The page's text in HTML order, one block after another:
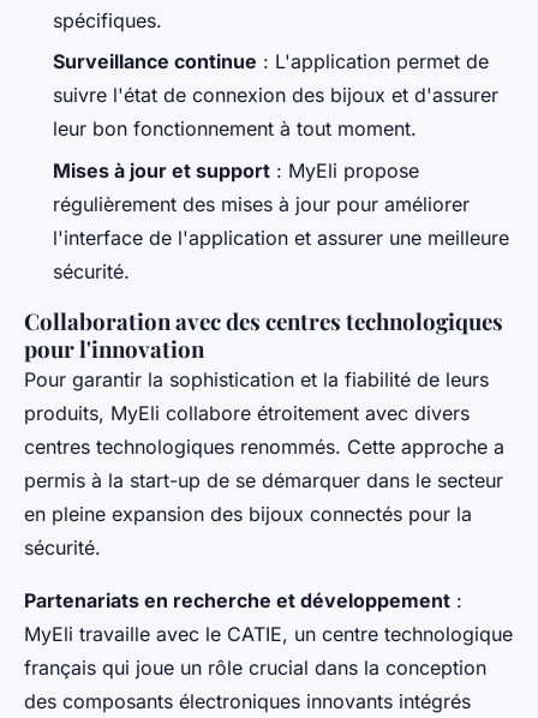
spécifiques.
Surveillance continue : L'application permet de
suivre l'état de connexion des bijoux et d'assurer
leur bon fonctionnement à tout moment.
Mises à jour et support : MyEli propose
régulièrement des mises à jour pour améliorer
l'interface de l'application et assurer une meilleure
sécurité.
Collaboration avec des centres technologiques
pour l'innovation
Pour garantir la sophistication et la fiabilité de leurs
produits, MyEli collabore étroitement avec divers
centres technologiques renommés. Cette approche a
permis à la start-up de se démarquer dans le secteur
en pleine expansion des bijoux connectés pour la
sécurité.
Partenariats en recherche et développement :
MyEli travaille avec le CATIE, un centre technologique
français qui joue un rôle crucial dans la conception
des composants électroniques innovants intégrés